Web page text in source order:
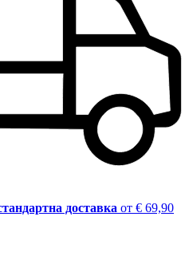
доставка от € 69,90